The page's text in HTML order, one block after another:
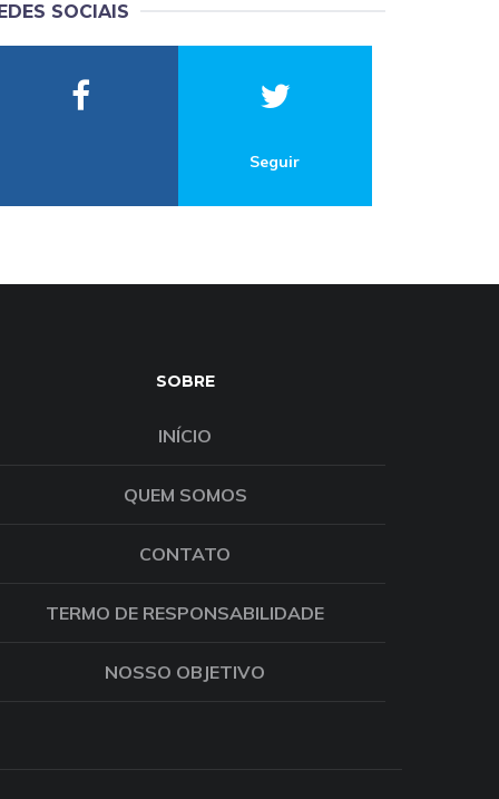
SOCIAIS
Seguir
SOBRE
INÍCIO
QUEM SOMOS
CONTATO
TERMO DE RESPONSABILIDADE
NOSSO OBJETIVO